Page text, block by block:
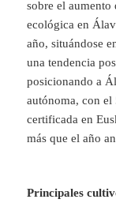
sobre el
ecológica en
año, situándose
una tendencia
posicionando a
autónoma, con
certificada en
más que el año
Principales